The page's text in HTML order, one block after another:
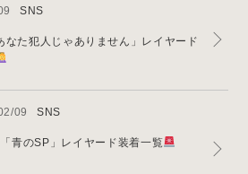
SNS
なた犯人じゃありません」レイヤード
09 SNS
「青のSP」レイヤード装着一覧